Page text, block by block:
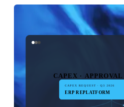
CAPEX ·
CAPEX REQUEST · Q3 2026
ERP REPLATFORM